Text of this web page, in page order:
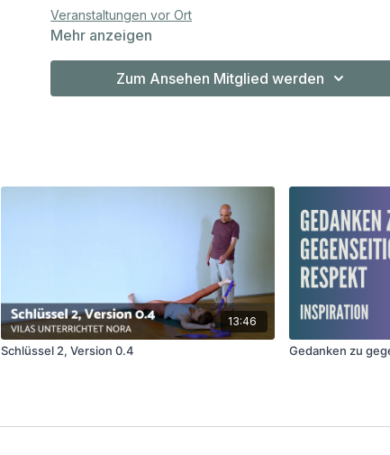
Veranstaltungen vor Ort
Mehr anzeigen
Zum Ansehen Mitglied werden
13:46
Schlüssel 2, Version 0.4 Gedanken zu